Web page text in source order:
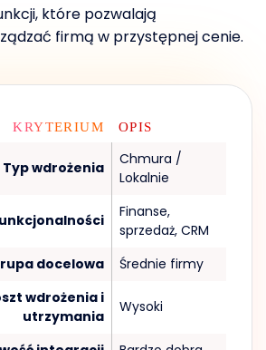
które pozwalają
firmą w przystępnej cenie.
KRYTERIUM OPIS
Typ wdrożenia
Chmura /
Lokalnie
Finanse,
sprzedaż, CRM
docelowa
Średnie firmy
wdrożenia i
utrzymania
Wysoki